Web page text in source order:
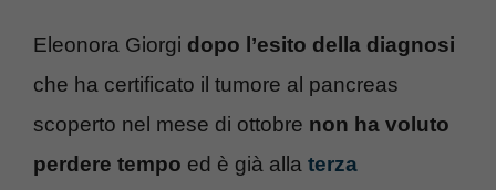
Eleonora Giorgi dopo l’esito della diagnosi
che ha certificato il tumore al pancreas
scoperto nel mese di ottobre non ha voluto
perdere tempo ed è già alla terza